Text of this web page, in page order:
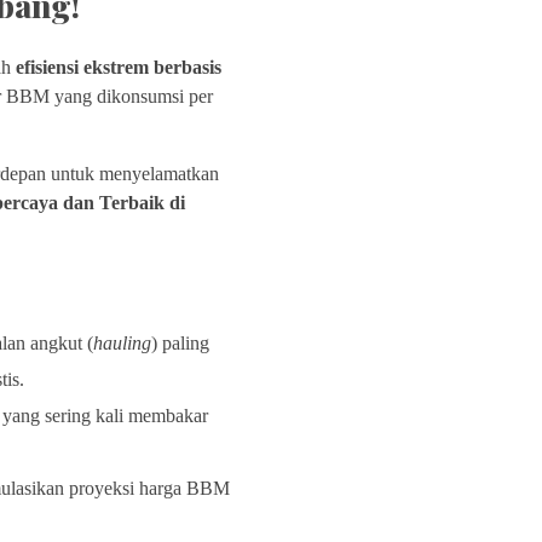
efisiensi ekstrem berbasis
BBM yang dikonsumsi per
untuk menyelamatkan
dan Terbaik di
angkut (hauling) paling
sering kali membakar
proyeksi harga BBM